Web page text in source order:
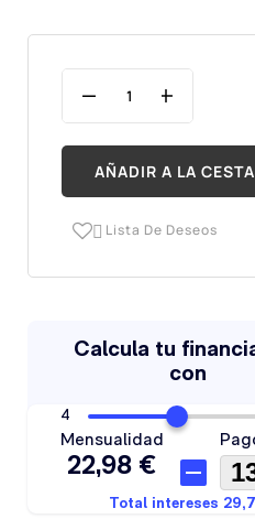
AÑADIR A LA CESTA
 Lista De Deseos